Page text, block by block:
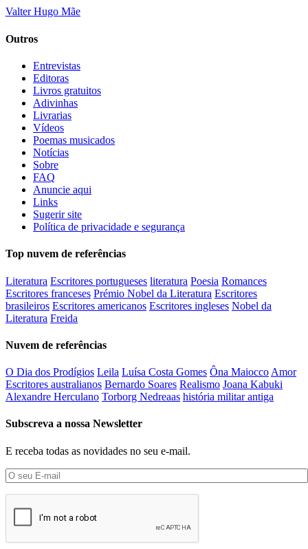
Valter Hugo Mãe
Outros
Entrevistas
Editoras
Livros gratuitos
Adivinhas
Livrarias
Vídeos
Poemas musicados
Notícias
Sobre
FAQ
Anuncie aqui
Links
Sugerir site
Política de privacidade e segurança
Top nuvem de referências
Literatura Escritores portugueses literatura Poesia Romances
Escritores franceses Prémio Nobel da Literatura Escritores
brasileiros Escritores americanos Escritores ingleses Nobel da
Literatura Freida
Nuvem de referências
O Dia dos Prodígios Leila Luísa Costa Gomes Ôna Maiocco Amor
Escritores australianos Bernardo Soares Realismo Joana Kabuki
Alexandre Herculano Torborg Nedreaas história militar antiga
Subscreva a nossa Newsletter
E receba todas as novidades no seu e-mail.